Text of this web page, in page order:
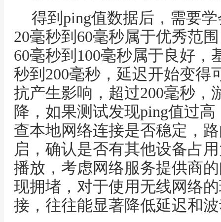
得到ping值数据后，需要
20毫秒到60毫秒属于优秀范
60毫秒到100毫秒属于良好，
秒到200毫秒，延迟开始变得
抗产生影响，超过200毫秒，
降，如果测试发现ping值过
查本地网络连接是否稳定，
启，确认是否有其他设备占
播放，考虑网络服务提供商
现拥堵，对于使用无线网络
接，往往能显著降低延迟和